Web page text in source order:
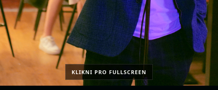
KLIKNI PRO FULLSCREEN